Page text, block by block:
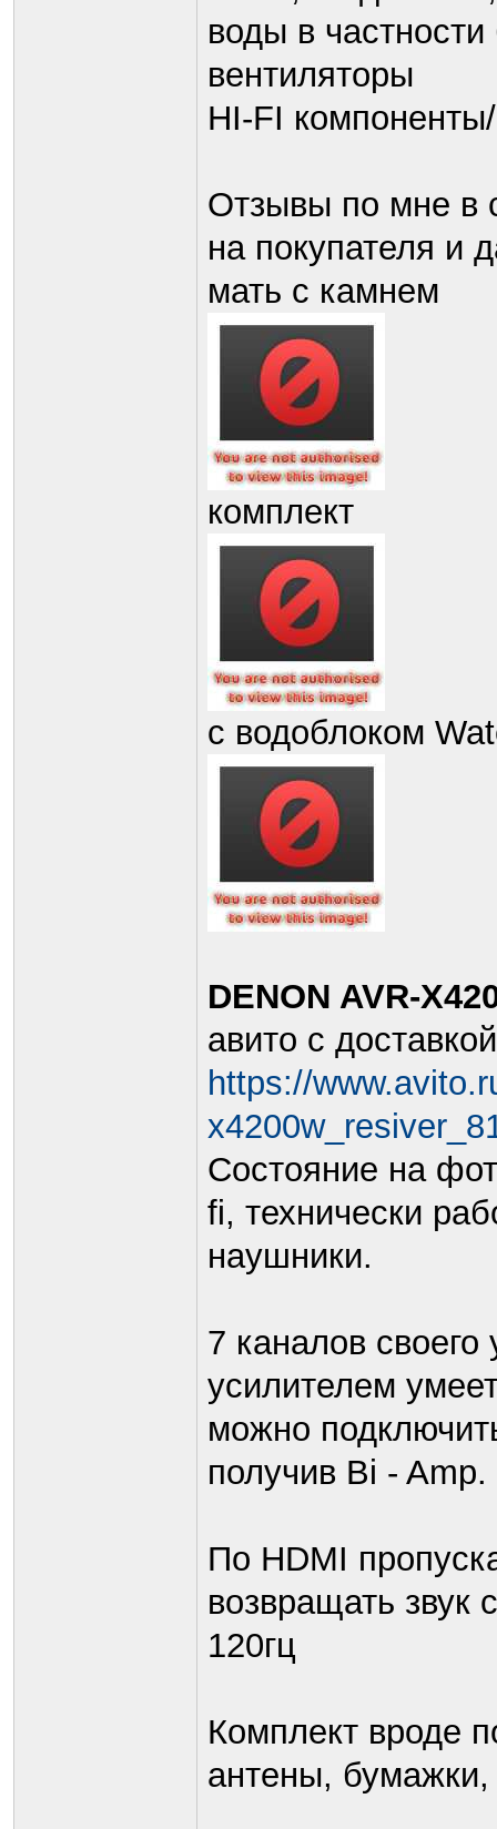
воды в
вентиляторы
HI-FI компоненты/
Отзывы по мне в
на покупателя и
мать с камнем
комплект
с водоблоком
DENON AVR-
авито с
https://
Состояние на
fi, технически
наушники.
7 каналов
усилителем
можно
получив Bi - Amp.
По HDMI
возвращать звук
120гц
Комплект вроде
антены, бумажки,